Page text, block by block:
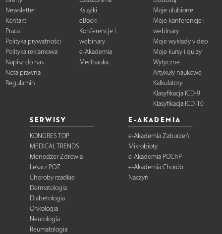
Newsletter
Kontakt
Praca
Polityka prywatności
Polityka reklamowa
Napisz do nas
Nota prawna
Regulamin
Książki
eBooki
Konferencje i
webinary
e-Akademia
Mednauka
Moje ulubione
Moje konferencje i
webinary
Moje wykłady video
Moje kursy i quizy
Wytyczne
Artykuły naukowe
Kalkulatory
Klasyfikacja ICD-9
Klasyfikacja ICD-10
SERWISY
KONGRES TOP
MEDICAL TRENDS
Menedżer Zdrowia
Lekarz POZ
Choroby rzadkie
Dermatologia
Diabetologia
Onkologia
Neurologia
Reumatologia
E-AKADEMIA
e-Akademia Zaburzeń
Mikrobioty
e-Akademia POChP
e-Akademia Chorób
Naczyń